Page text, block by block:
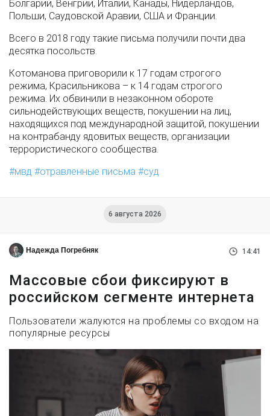
Болгарии, Венгрии, Италии, Канады, Нидерландов,
Польши, Саудовской Аравии, США и Франции.
Всего в 2018 году такие письма получили почти два
десятка посольств.
Котоманова приговорили к 17 годам строгого
режима, Красильникова – к 14 годам строгого
режима. Их обвинили в незаконном обороте
сильнодействующих веществ, покушении на лиц,
находящихся под международной защитой, покушении
на контрабанду ядовитых веществ, организации
террористического сообщества.
мвд
отравленные письма суд
6 августа 2026
Надежда Погребняк 14:41
Массовые сбои фиксируют в
российском сегменте интернета
Пользователи жалуются на проблемы со входом на
популярные ресурсы